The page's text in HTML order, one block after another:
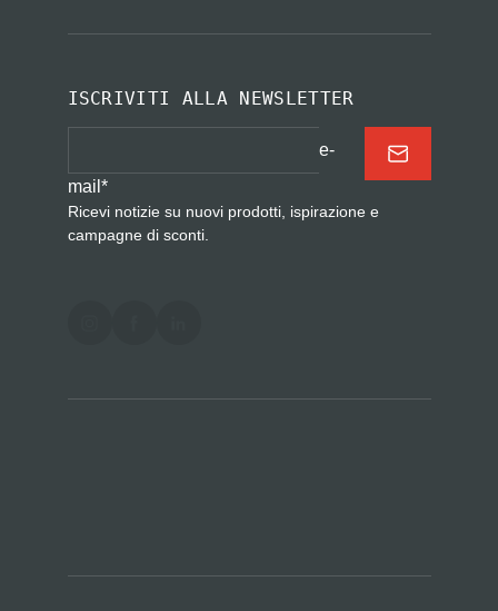
ISCRIVITI ALLA NEWSLETTER
e-
mail *
Ricevi notizie su nuovi prodotti, ispirazione e
campagne di sconti.